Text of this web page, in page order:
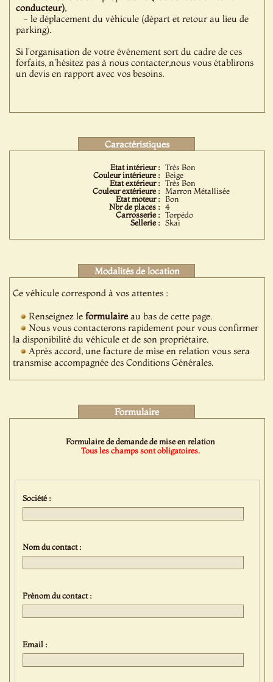
conducteur),
- le déplacement du véhicule (départ et retour au lieu de
parking).
Si l'organisation de votre événement sort du cadre de ces
forfaits, n'hésitez pas à nous contacter,nous vous établirons
un devis en rapport avec vos besoins.
Caractéristiques
Etat intérieur : Très Bon
Couleur intérieure : Beige
Etat extérieur : Très Bon
Couleur extérieure :
Marron Métallisée
Etat moteur : Bon
Nbr de places : 4
Carrosserie : Torpédo
Sellerie : Skai
Modalités de location
Ce véhicule correspond à vos attentes :
Renseignez leformulaireau bas de cette page.
Nous vous contacterons rapidement pour vous confirmer
la disponibilité du véhicule et de son propriétaire.
Après accord, une facture de mise en relation vous sera
transmise accompagnée des Conditions Générales.
Formulaire
Formulaire de demande de mise en relation
Tous les champs sont obligatoires.
Société :
Nom du contact :
Prénom du contact :
Email :